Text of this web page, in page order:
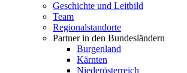
Geschichte und Leitbild
Team
Regionalstandorte
Partner in den Bundesländern
Burgenland
Kärnten
Niederösterreich